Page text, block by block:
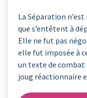
La Séparation
que s’entêtent à
Elle ne fut pas
elle fut imposée à
un texte de combat
joug réactionnaire